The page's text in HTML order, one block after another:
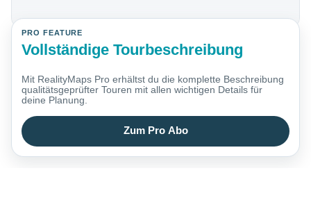
PRO FEATURE
Vollständige Tourbeschreibung
Mit RealityMaps Pro erhältst du die komplette Beschreibung
qualitätsgeprüfter Touren mit allen wichtigen Details für
deine Planung.
Zum Pro Abo